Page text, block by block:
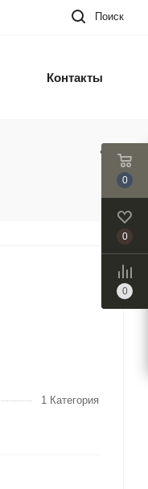
Поиск
Контакты
1 Категория
0
0
0